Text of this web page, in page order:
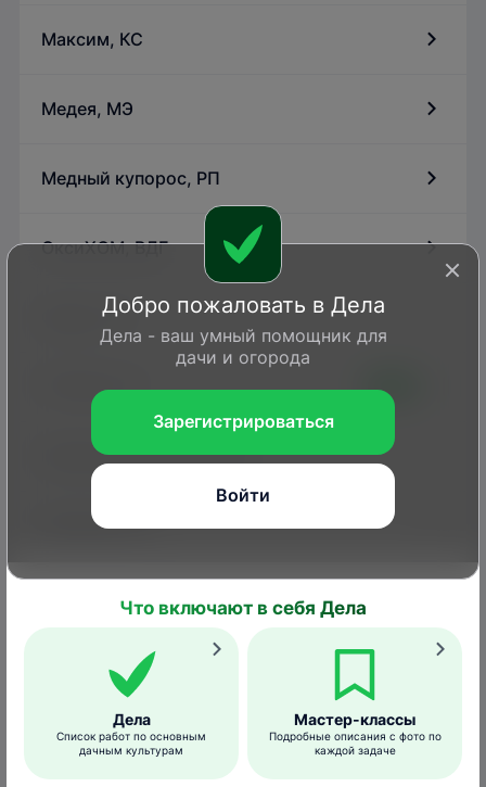
Максим, КС
Медея, МЭ
Медный купорос, РП
ОксиХОМ, ВДГ
Ордан, СП
Планриз, Ж БИО
Превикур Энерджи, ВРК
Провизор, Ж
Профи, КЭ
Профит Голд, ВДГ
Добро пожаловать в Дела
Дела - ваш умный помощник для
дачи и огорода
Зарегистрироваться
Войти
Что включают в себя Дела
Дела
Список работ по основным
дачным культурам
Мастер-классы
Подробные описания с фото по
каждой задаче